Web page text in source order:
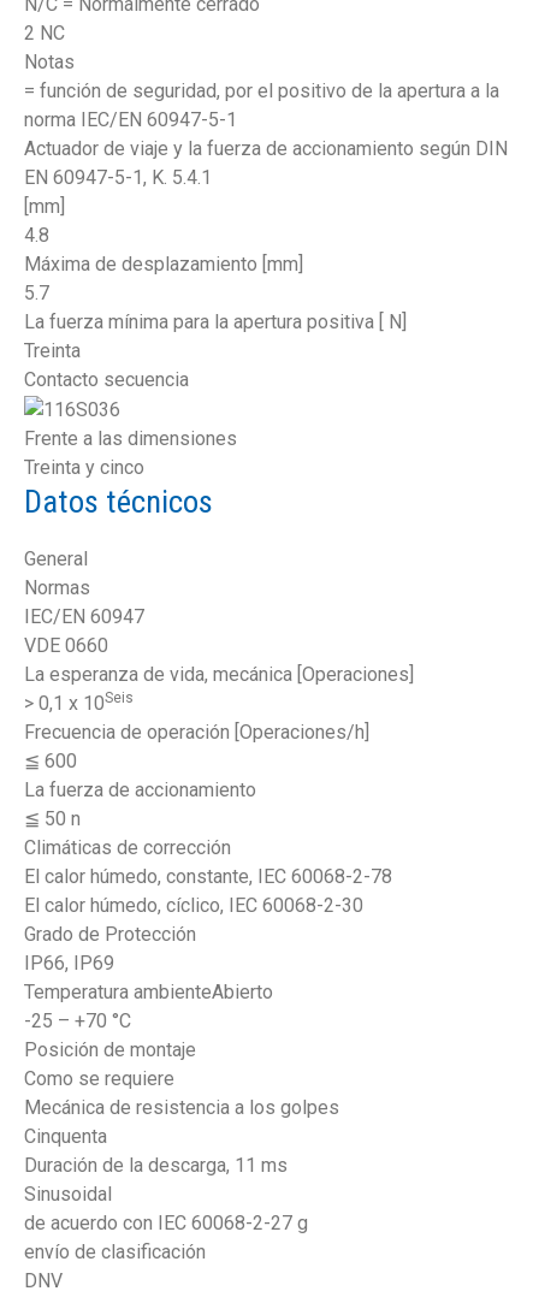
N/C = Normalmente cerrado
2 NC
Notas
= función de seguridad, por el positivo de la apertura a la
norma IEC/EN 60947-5-1
Actuador de viaje y la fuerza de accionamiento según DIN
EN 60947-5-1, K. 5.4.1
[mm]
4.8
Máxima de desplazamiento [mm]
5.7
La fuerza mínima para la apertura positiva [ N]
Treinta
Contacto secuencia
Frente a las dimensiones
Treinta y cinco
Datos técnicos
General
Normas
IEC/EN 60947
VDE 0660
La esperanza de vida, mecánica [Operaciones]
> 0,1 x 10Seis
Frecuencia de operación [Operaciones/h]
≦ 600
La fuerza de accionamiento
≦ 50 n
Climáticas de corrección
El calor húmedo, constante, IEC 60068-2-78
El calor húmedo, cíclico, IEC 60068-2-30
Grado de Protección
IP66, IP69
Temperatura ambienteAbierto
-25 – +70 °C
Posición de montaje
Como se requiere
Mecánica de resistencia a los golpes
Cinquenta
Duración de la descarga, 11 ms
Sinusoidal
de acuerdo con IEC 60068-2-27 g
envío de clasificación
DNV